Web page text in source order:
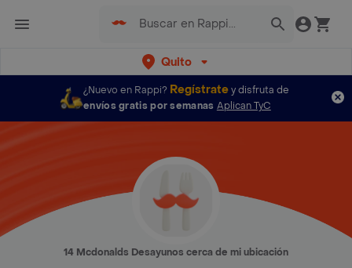
Quito
¿Nuevo en Rappi? Regístratey disfruta de
envíos gratis por semanas Aplican TyC
14 Mcdonalds Desayunos cerca de mi ubicación